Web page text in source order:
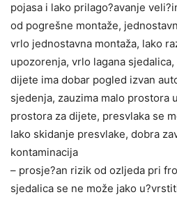
pojasa i lako prilago?avanje
od pogrešne montaže,
vrlo jednostavna montaža, lako
upozorenja, vrlo lagana
dijete ima dobar pogled izvan
sjedenja, zauzima malo prostora
prostora za dijete, presvlaka se
lako skidanje presvlake, dobra
kontaminacija
– prosje?an rizik od ozljeda pri
sjedalica se ne može jako